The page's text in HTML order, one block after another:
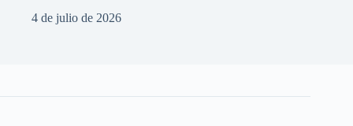
4 de julio de 2026